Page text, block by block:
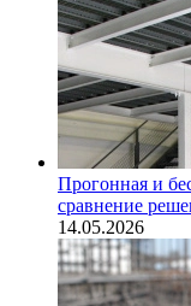
Прогонная и
сравнение
14.05.2026